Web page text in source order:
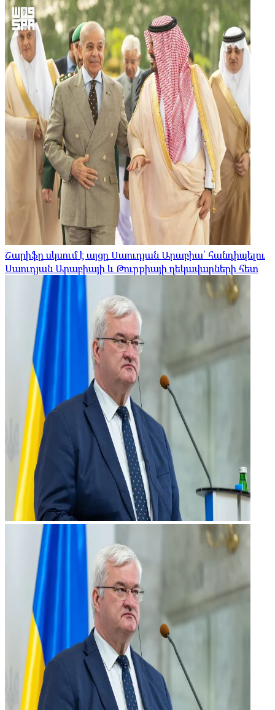
Շարիֆը սկսում է այցը Սաուդյան Արաբիա՝ հանդիպելու
Սաուդյան Արաբիայի և Թուրքիայի ղեկավարների հետ